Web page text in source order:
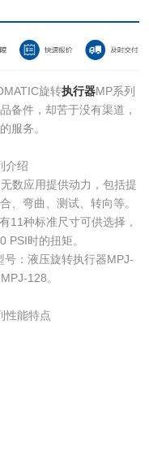
旋转执行器MP系列
备件，却苦于没有渠道，
服务。
介绍
数应用提供动力，包括提
、弯曲、测试、转向等。
11种标准尺寸可供选择，
PSI时的扭矩。
：液压旋转执行器MPJ-
128。
性能特点